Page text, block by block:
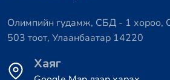
Олимпийн гудамж, СБД - 1 хороо,
503 тоот, Улаанбаатар 14220
Хаяг